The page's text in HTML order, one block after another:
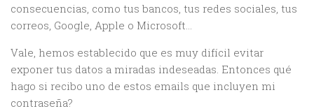
consecuencias, como tus bancos, tus redes sociales, tus
correos, Google, Apple o Microsoft…
Vale, hemos establecido que es muy difícil evitar
exponer tus datos a miradas indeseadas. Entonces qué
hago si recibo uno de estos emails que incluyen mi
contraseña?